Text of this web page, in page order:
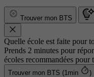
Trouver mon BTS
Quelle école est faite pour
Prends 2 minutes pour
écoles recommandées pour
Trouver mon BTS (1min )